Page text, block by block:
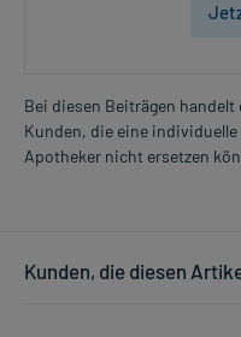
Bei diesen Beiträgen
Kunden, die eine
Apotheker nicht ersetzen
Kunden, die diesen